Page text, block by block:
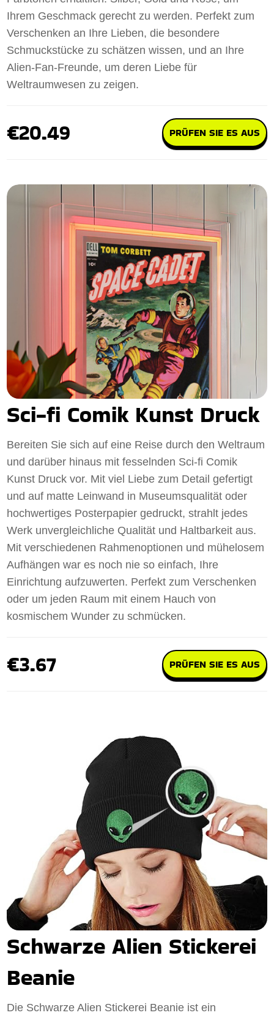
Ihrem Geschmack gerecht zu werden. Perfekt zum
Verschenken an Ihre Lieben, die besondere
Schmuckstücke zu schätzen wissen, und an Ihre
Alien-Fan-Freunde, um deren Liebe für
Weltraumwesen zu zeigen.
€20.49 PRÜFEN SIE ES AUS
Sci-fi Comik Kunst Druck
Bereiten Sie sich auf eine Reise durch den Weltraum
und darüber hinaus mit fesselnden Sci-fi Comik
Kunst Druck vor. Mit viel Liebe zum Detail gefertigt
und auf matte Leinwand in Museumsqualität oder
hochwertiges Posterpapier gedruckt, strahlt jedes
Werk unvergleichliche Qualität und Haltbarkeit aus.
Mit verschiedenen Rahmenoptionen und mühelosem
Aufhängen war es noch nie so einfach, Ihre
Einrichtung aufzuwerten. Perfekt zum Verschenken
oder um jeden Raum mit einem Hauch von
kosmischem Wunder zu schmücken.
€3.67 PRÜFEN SIE ES AUS
Schwarze Alien Stickerei
Beanie
Die Schwarze Alien Stickerei Beanie ist ein